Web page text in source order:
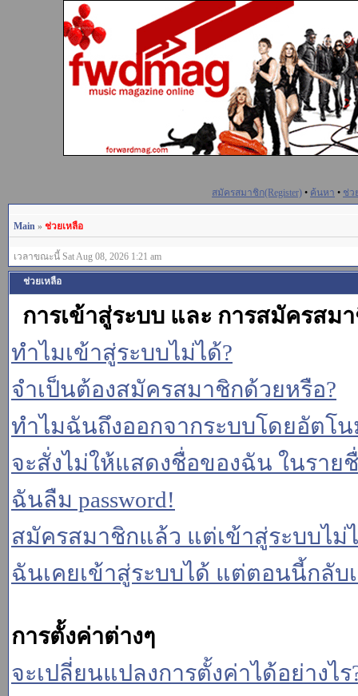
สมัครสมาชิก(Register) • ค้นหา • ช่ว
Main » ช่วยเหลือ
เวลาขณะนี้ Sat Aug 08, 2026 1:21 am
ช่วยเหลือ
การเข้าสู่ระบบ และ การสมัครสม
ทำไมเข้าสู่ระบบไม่ได้?
จำเป็นต้องสมัครสมาชิกด้วยหรือ?
ทำไมฉันถึงออกจากระบบโดยอัตโ
จะสั่งไม่ให้แสดงชื่อของฉัน ในราย
ฉันลืม password!
สมัครสมาชิกแล้ว แต่เข้าสู่ระบบไม่
ฉันเคยเข้าสู่ระบบได้ แต่ตอนนี้กลับ
การตั้งค่าต่างๆ
จะเปลี่ยนแปลงการตั้งค่าได้อย่างไร